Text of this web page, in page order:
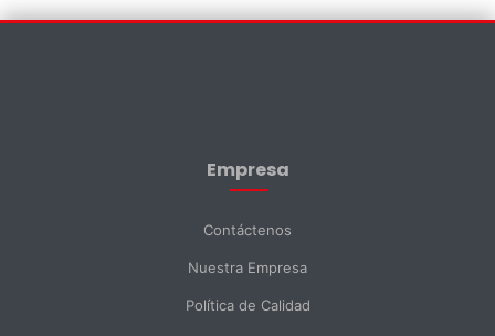
Empresa
Contáctenos
Nuestra Empresa
Política de Calidad